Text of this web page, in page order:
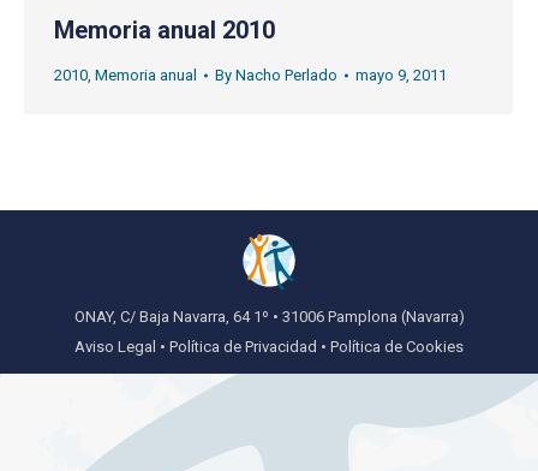
Memoria anual 2010
2010, Memoria anual By Nacho Perlado mayo 9, 2011
ONAY, C/ Baja Navarra, 64 1º • 31006 Pamplona (Navarra)
Aviso Legal • Política de Privacidad • Política de Cookies